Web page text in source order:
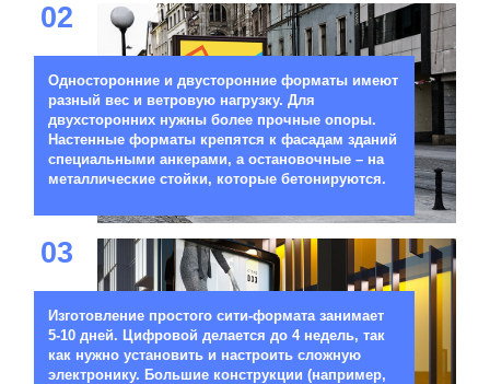
02
Односторонние и двусторонние форматы имеют
разный вес и ветровую нагрузку. Для
двухсторонних нужны более прочные опоры.
Настенные форматы крепятся к фасадам зданий
специальными анкерами, а остановочные – на
металлические стойки, которые бетонируются.
03
Изготовление простого сити-формата занимает
5-10 дней. Цифровой делается до 4 недель, так
как нужно установить и настроить сложную
электронику. Большие конструкции (например,